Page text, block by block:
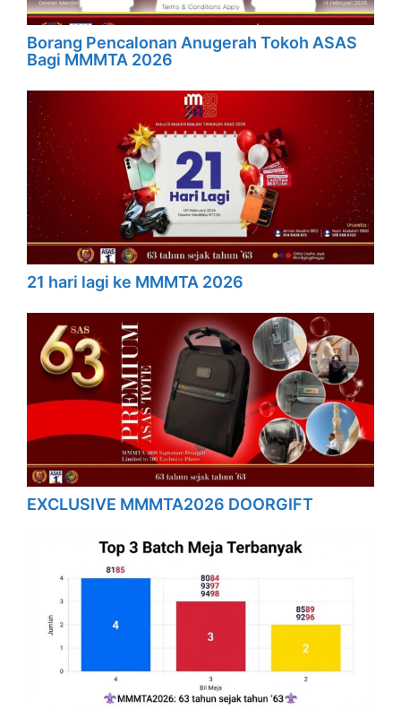
Borang Pencalonan Anugerah Tokoh ASAS
Bagi MMMTA 2026
21 hari lagi ke MMMTA 2026
EXCLUSIVE MMMTA2026 DOORGIFT